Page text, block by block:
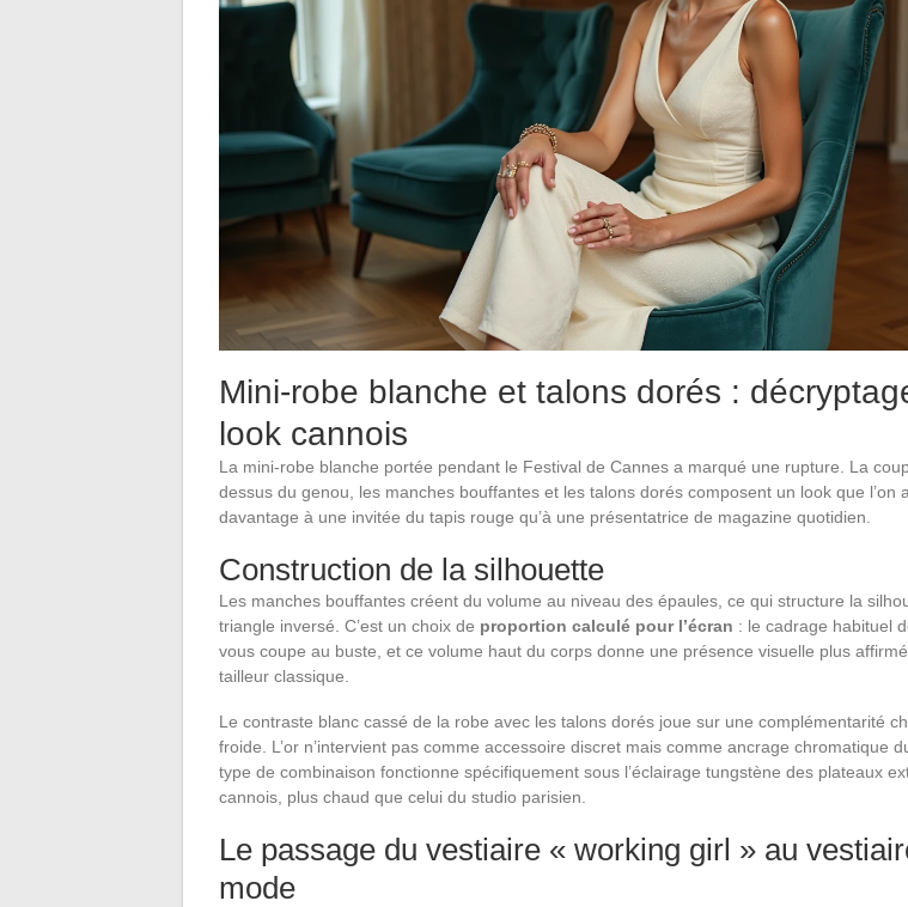
Mini-robe blanche et talons dorés :
look cannois
La mini-robe blanche portée pendant le Festival de Cannes a marqué une rupture. La
dessus du genou, les manches bouffantes et les talons dorés composent un look que l’on
davantage à une invitée du tapis rouge qu’à une présentatrice de magazine quotidien.
Construction de la silhouette
Les manches bouffantes créent du volume au niveau des épaules, ce qui structure la
triangle inversé. C’est un choix de proportion calculé pour l’écran : le cadrage habituel
vous coupe au buste, et ce volume haut du corps donne une présence visuelle plus
tailleur classique.
Le contraste blanc cassé de la robe avec les talons dorés joue sur une complémentarité
froide. L’or n’intervient pas comme accessoire discret mais comme ancrage chromatique
type de combinaison fonctionne spécifiquement sous l’éclairage tungstène des plateaux
cannois, plus chaud que celui du studio parisien.
Le passage du vestiaire « working girl » au
mode